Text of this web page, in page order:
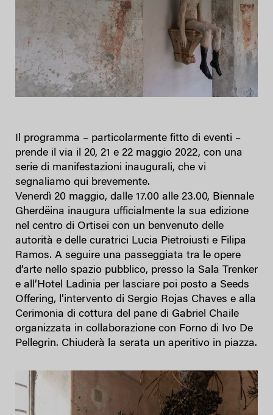
Il programma – particolarmente fitto di eventi –
prende il via il 20, 21 e 22 maggio 2022, con una
serie di manifestazioni inaugurali, che vi
segnaliamo qui brevemente.
Venerdì 20 maggio, dalle 17.00 alle 23.00, Biennale
Gherdëina inaugura ufficialmente la sua edizione
nel centro di Ortisei con un benvenuto delle
autorità e delle curatrici Lucia Pietroiusti e Filipa
Ramos. A seguire una passeggiata tra le opere
d’arte nello spazio pubblico, presso la Sala Trenker
e all’Hotel Ladinia per lasciare poi posto a Seeds
Offering, l’intervento di Sergio Rojas Chaves e alla
Cerimonia di cottura del pane di Gabriel Chaile
organizzata in collaborazione con Forno di Ivo De
Pellegrin. Chiuderà la serata un aperitivo in piazza.